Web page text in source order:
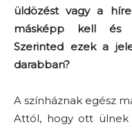
üldözést vagy a
másképp kell és
Szerinted ezek a
darabban?
A színháznak egész
Attól, hogy ott ülnek